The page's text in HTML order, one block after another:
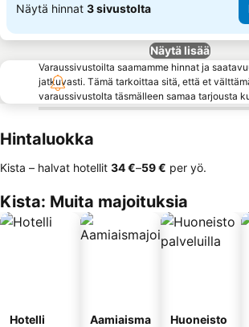
Näytä hinnat 3 sivustolta
Näytä lisää
Varaussivustoilta saamamme hinnat ja
jatkuvasti. Tämä tarkoittaa sitä, että et
varaussivustolta täsmälleen samaa tarjousta
Hintaluokka
Kista – halvat hotellit ‎34 €–‎59 € per yö.
Kista: Muita majoituksia
Hotelli
Aamiaisma
Huoneisto